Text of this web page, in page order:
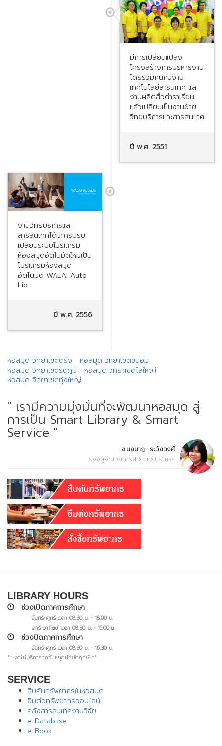
มีการเปลี่ยนแปลง
โครงสร้างการบริหารงาน
โดยรวมกันกับงาน
เทคโนโลยีสารนิเทศ และ
งานผลิตสื่อตำราเรียน
แล้วเปลี่ยนเป็นงานฝ่าย
วิทยบริการและสารสนเทศ
ปี พ.ศ. 2551
งานวิทยบริการและ
สารสนเทศได้มีการปรับ
เปลี่ยนระบบโปรแกรม
ห้องสมุดอัตโนมัติใหม่เป็น
โปรแกรมห้องสมุด
อัตโนมัติ WALAI Auto
Lib
ปี พ.ศ. 2556
หอสมุด วิทยาเขตตรัง
หอสมุด วิทยาเขตขนอม
หอสมุด วิทยาเขตรัตภูมิ
หอสมุด วิทยาเขตไสใหญ่
หอสมุด วิทยาเขตทุ่งใหญ่
" เรามีความมุ่งมั่นที่จะพัฒนาหอสมุด สู่
การเป็น Smart Library & Smart
Service "
อ.นงนาฏ ระวังวงศ์
รองผู้อำนวยการฝ่ายวิทยบริการฯ
LIBRARY HOURS
ช่วงเปิดภาคการศึกษา
จันทร์-ศุกร์ เวลา 08.30 น. - 18.00 น.
เสาร์-อาทิตย์ เวลา 08.30 น. - 15.00 น.
ช่วงปิดภาคการศึกษา
จันทร์-ศุกร์ เวลา 08.30 น. - 16.30 น.
** งดให้บริการทุกวันหยุดนักขัตฤกษ์ **
SERVICE
สืบค้นทรัพยากรในหอสมุด
ยืมต่อทรัพยากรออนไลน์
คลังสารสนเทศงานวิจัย
e-Database
e-Book